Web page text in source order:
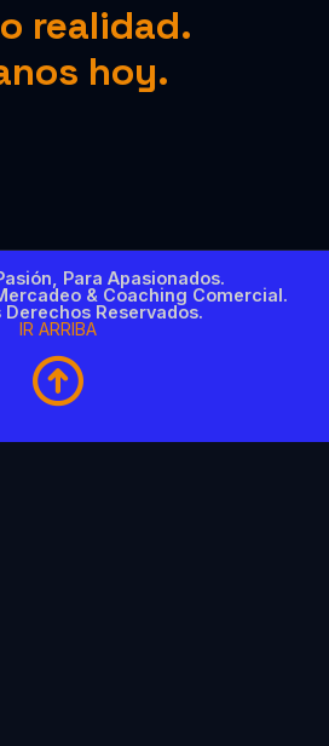
realidad.
hoy.
Para Apasionados.
& Coaching Comercial.
Derechos Reservados.
IR ARRIBA